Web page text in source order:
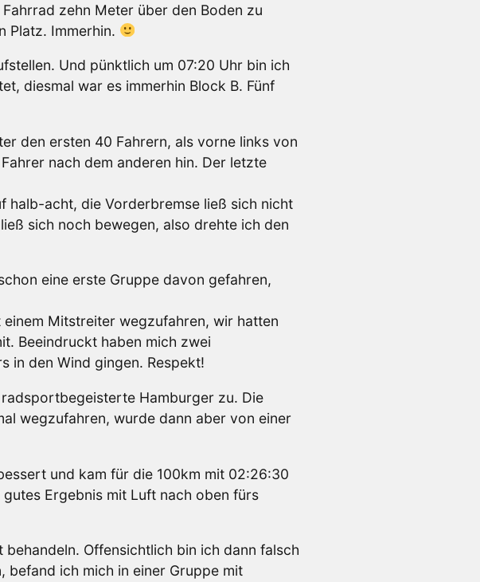
zehn Meter über den Boden zu
Platz. Immerhin.
Und pünktlich um 07:20 Uhr bin ich
diesmal war es immerhin Block B. Fünf
den ersten 40 Fahrern, als vorne links von
nach dem anderen hin. Der letzte
halb-acht, die Vorderbremse ließ sich nicht
sich noch bewegen, also drehte ich den
eine erste Gruppe davon gefahren,
Mitstreiter wegzufahren, wir hatten
Beeindruckt haben mich zwei
in den Wind gingen. Respekt!
Hamburger zu. Die
wegzufahren, wurde dann aber von einer
und kam für die 100km mit 02:26:30
Ergebnis mit Luft nach oben fürs
Offensichtlich bin ich dann falsch
befand ich mich in einer Gruppe mit